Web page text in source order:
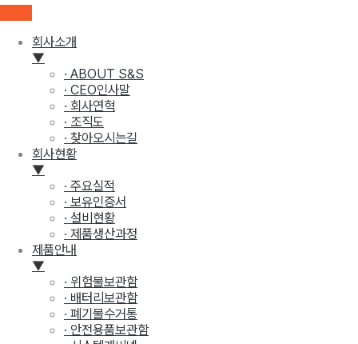
회사소개
▼
· ABOUT S&S
· CEO인사말
· 회사연혁
· 조직도
· 찾아오시는길
회사현황
▼
· 주요실적
· 보유인증서
· 설비현황
· 제품생산과정
제품안내
▼
· 위험물보관함
· 배터리보관함
· 폐기물수거통
· 안전용품보관함